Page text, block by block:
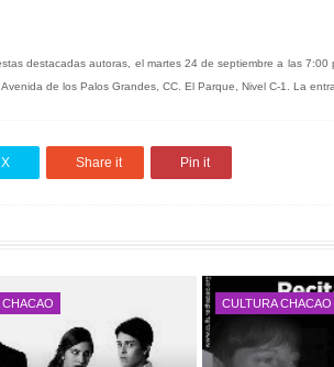
destacadas autoras, el martes 24 de septiembre a las 7:00
de los Palos Grandes, CC. El Parque, Nivel C-1. La
X Share it Pin it
CULTURA CHACAO